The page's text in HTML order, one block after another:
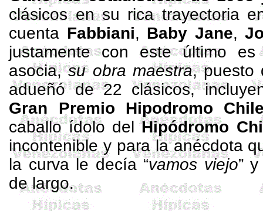
clásicos en su rica trayectoria
cuenta Fabbiani, Baby Jane,
justamente con este último
asocia,su obra maestra, puesto
adueñó de 22 clásicos,
Gran Premio Hipodromo
caballo ídolo delHipódromo
incontenible y para la anécdota
la curva le decía “vamos viejo”
de largo.